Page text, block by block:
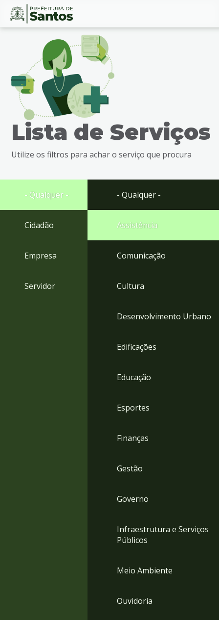
Ir
busca
Ir
rodapé
Conteúdo
Lista de Serviços
Utilize os filtros para achar o serviço que procura
- Qualquer -
Cidadão
Empresa
Servidor
- Qualquer -
Assistência
Comunicação
Cultura
Desenvolvimento Urbano
Edificações
Educação
Esportes
Finanças
Gestão
Governo
Infraestrutura e Serviços
Públicos
Meio Ambiente
Ouvidoria